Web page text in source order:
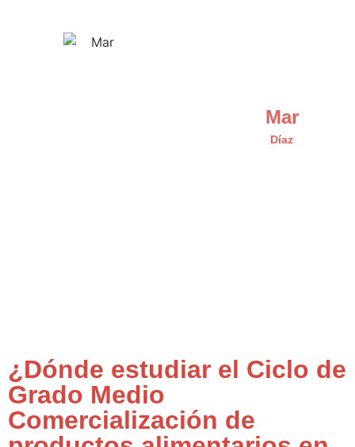
Mar
Díaz
¿Dónde estudiar el Ciclo de
Grado Medio
Comercialización de